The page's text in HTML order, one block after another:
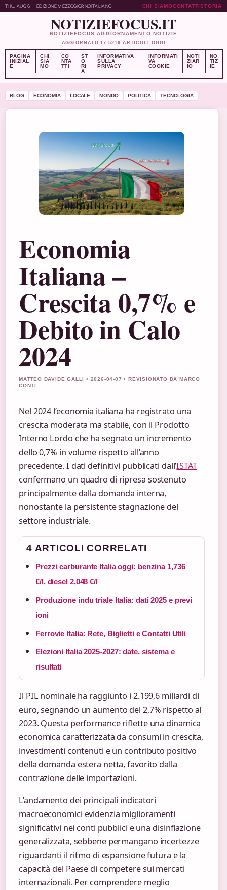
THU, AUG 6 EDIZIONE MEZZOGIORNOITALIANO CHI SIAMOCONTATTISTORIA
NOTIZIEFOCUS.IT
NOTIZIEFOCUS AGGIORNAMENTO NOTIZIE
AGGIORNATO 17:5216 ARTICOLI OGGI
PAGINA
INIZIAL
E
CHI
SIA
MO
CO
NTA
TTI
ST
O
RI
A
INFORMATIVA
SULLA
PRIVACY
INFORMATI
VA
COOKIE
NOTI
ZIAR
IO
NO
TIZ
IE
BLOG ECONOMIA LOCALE MONDO POLITICA TECNOLOGIA
Economia
Italiana –
Crescita 0,7% e
Debito in Calo
2024
MATTEO DAVIDE GALLI • 2026-04-07 • REVISIONATO DA MARCO
CONTI
Nel 2024 l’economia italiana ha registrato una
crescita moderata ma stabile, con il Prodotto
Interno Lordo che ha segnato un incremento
dello 0,7% in volume rispetto all’anno
precedente. I dati definitivi pubblicati dall’ISTAT
confermano un quadro di ripresa sostenuto
principalmente dalla domanda interna,
nonostante la persistente stagnazione del
settore industriale.
4 ARTICOLI CORRELATI
Prezzi carburante Italia oggi: benzina 1,736
€/l, diesel 2,048 €/l
Produzione indu triale Italia: dati 2025 e previ
ioni
Ferrovie Italia: Rete, Biglietti e Contatti Utili
Elezioni Italia 2025-2027: date, sistema e
risultati
Il PIL nominale ha raggiunto i 2.199,6 miliardi di
euro, segnando un aumento del 2,7% rispetto al
2023. Questa performance riflette una dinamica
economica caratterizzata da consumi in crescita,
investimenti contenuti e un contributo positivo
della domanda estera netta, favorito dalla
contrazione delle importazioni.
L’andamento dei principali indicatori
macroeconomici evidenzia miglioramenti
significativi nei conti pubblici e una disinflazione
generalizzata, sebbene permangano incertezze
riguardanti il ritmo di espansione futura e la
capacità del Paese di competere sui mercati
internazionali. Per comprendere meglio